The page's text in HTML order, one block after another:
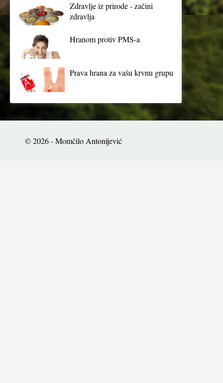
Zdravlje iz prirode - začini
zdravlja
Hranom protiv PMS-a
Prava hrana za vašu krvnu grupu
© 2026 - Momčilo Antonijević